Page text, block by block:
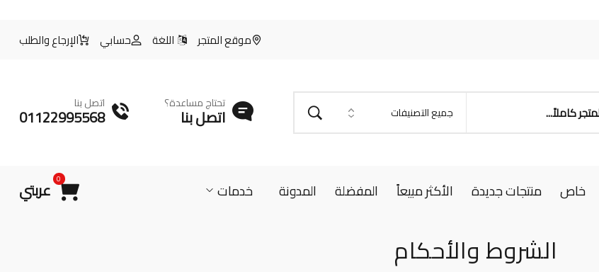
موقع المتجر اللغة حسابي الإرجاع والطلب
تحتاج مساعدة؟
اتصل بنا
اتصل بنا
01122995568
خاص منتجات جديدة الأكثر مبيعاً المفضلة المدونة خدمات 0 عربتي
الشروط والأحكام